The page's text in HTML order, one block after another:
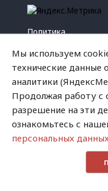
Политика
Криминал
Успех
Хватит это терпеть
Мы используем
технические данные
аналитики
Продолжая работу с
разрешение на эти
ознакомьтесь с
персональных